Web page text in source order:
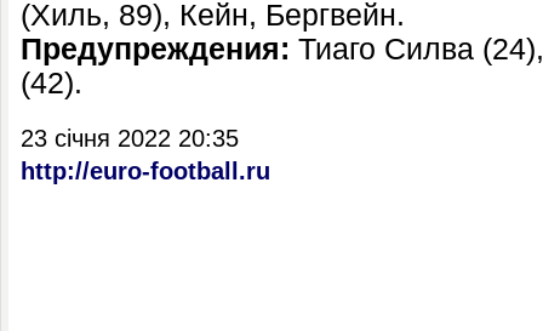
(Хиль, 89), Кейн, Бергвейн.
Предупреждения: Тиаго Силва
(42).
23 січня 2022 20:35
http://euro-football.ru